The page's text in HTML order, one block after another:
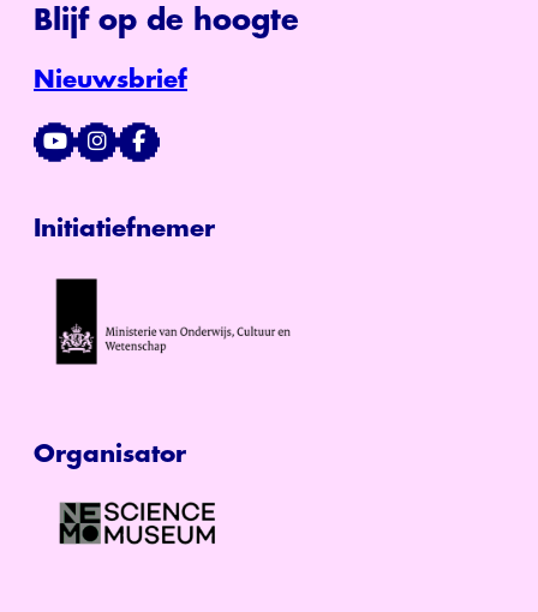
Blijf op de hoogte
Nieuwsbrief
Initiatiefnemer
Organisator